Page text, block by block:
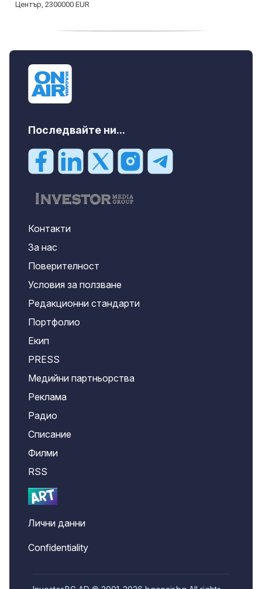
Последвайте ни...
Контакти
За нас
Поверителност
Условия за ползване
Редакционни стандарти
Портфолио
Екип
PRESS
Медийни партньорства
Реклама
Радио
Списание
Филми
RSS
Лични данни
Confidentiality